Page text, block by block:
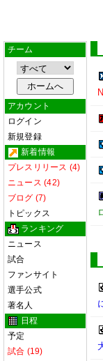
チーム
アカウント
ログイン
新規登録
新着情報
プレスリリース (4)
ニュース (42)
ブログ (7)
トピックス
ランキング
ニュース
試合
ファンサイト
選手公式
著名人
日程
予定
試合 (19)